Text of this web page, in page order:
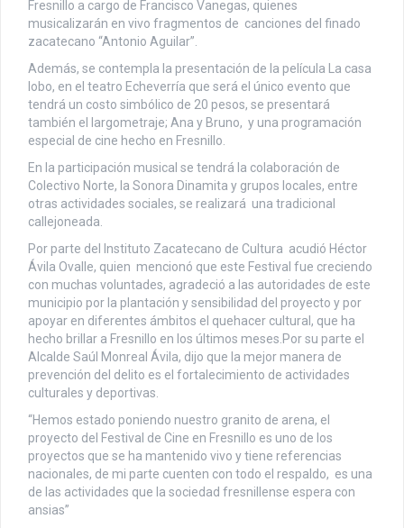
Fresnillo a cargo de Francisco Vanegas, quienes
musicalizarán en vivo fragmentos de canciones del finado
zacatecano “Antonio Aguilar”.
Además, se contempla la presentación de la película La casa
lobo, en el teatro Echeverría que será el único evento que
tendrá un costo simbólico de 20 pesos, se presentará
también el largometraje; Ana y Bruno, y una programación
especial de cine hecho en Fresnillo.
En la participación musical se tendrá la colaboración de
Colectivo Norte, la Sonora Dinamita y grupos locales, entre
otras actividades sociales, se realizará una tradicional
callejoneada.
Por parte del Instituto Zacatecano de Cultura acudió Héctor
Ávila Ovalle, quien mencionó que este Festival fue creciendo
con muchas voluntades, agradeció a las autoridades de este
municipio por la plantación y sensibilidad del proyecto y por
apoyar en diferentes ámbitos el quehacer cultural, que ha
hecho brillar a Fresnillo en los últimos meses.Por su parte el
Alcalde Saúl Monreal Ávila, dijo que la mejor manera de
prevención del delito es el fortalecimiento de actividades
culturales y deportivas.
“Hemos estado poniendo nuestro granito de arena, el
proyecto del Festival de Cine en Fresnillo es uno de los
proyectos que se ha mantenido vivo y tiene referencias
nacionales, de mi parte cuenten con todo el respaldo, es una
de las actividades que la sociedad fresnillense espera con
ansias”